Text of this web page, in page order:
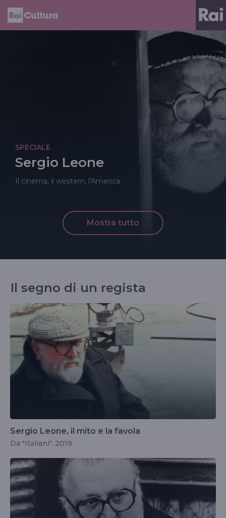
SPECIALE
Sergio Leone
Il cinema, il western, l'America
Mostra tutto
Il segno di un regista
Sergio Leone, il mito e la favola
Da "Italiani", 2019